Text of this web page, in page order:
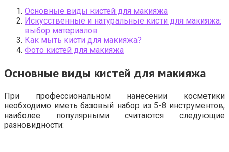
Основные виды кистей для макияжа
Искусственные и натуральные кисти для макияжа:
выбор материалов
Как мыть кисти для макияжа?
Фото кистей для макияжа
Основные виды кистей для макияжа
При профессиональном нанесении косметики
необходимо иметь базовый набор из 5-8 инструментов;
наиболее популярными считаются следующие
разновидности: